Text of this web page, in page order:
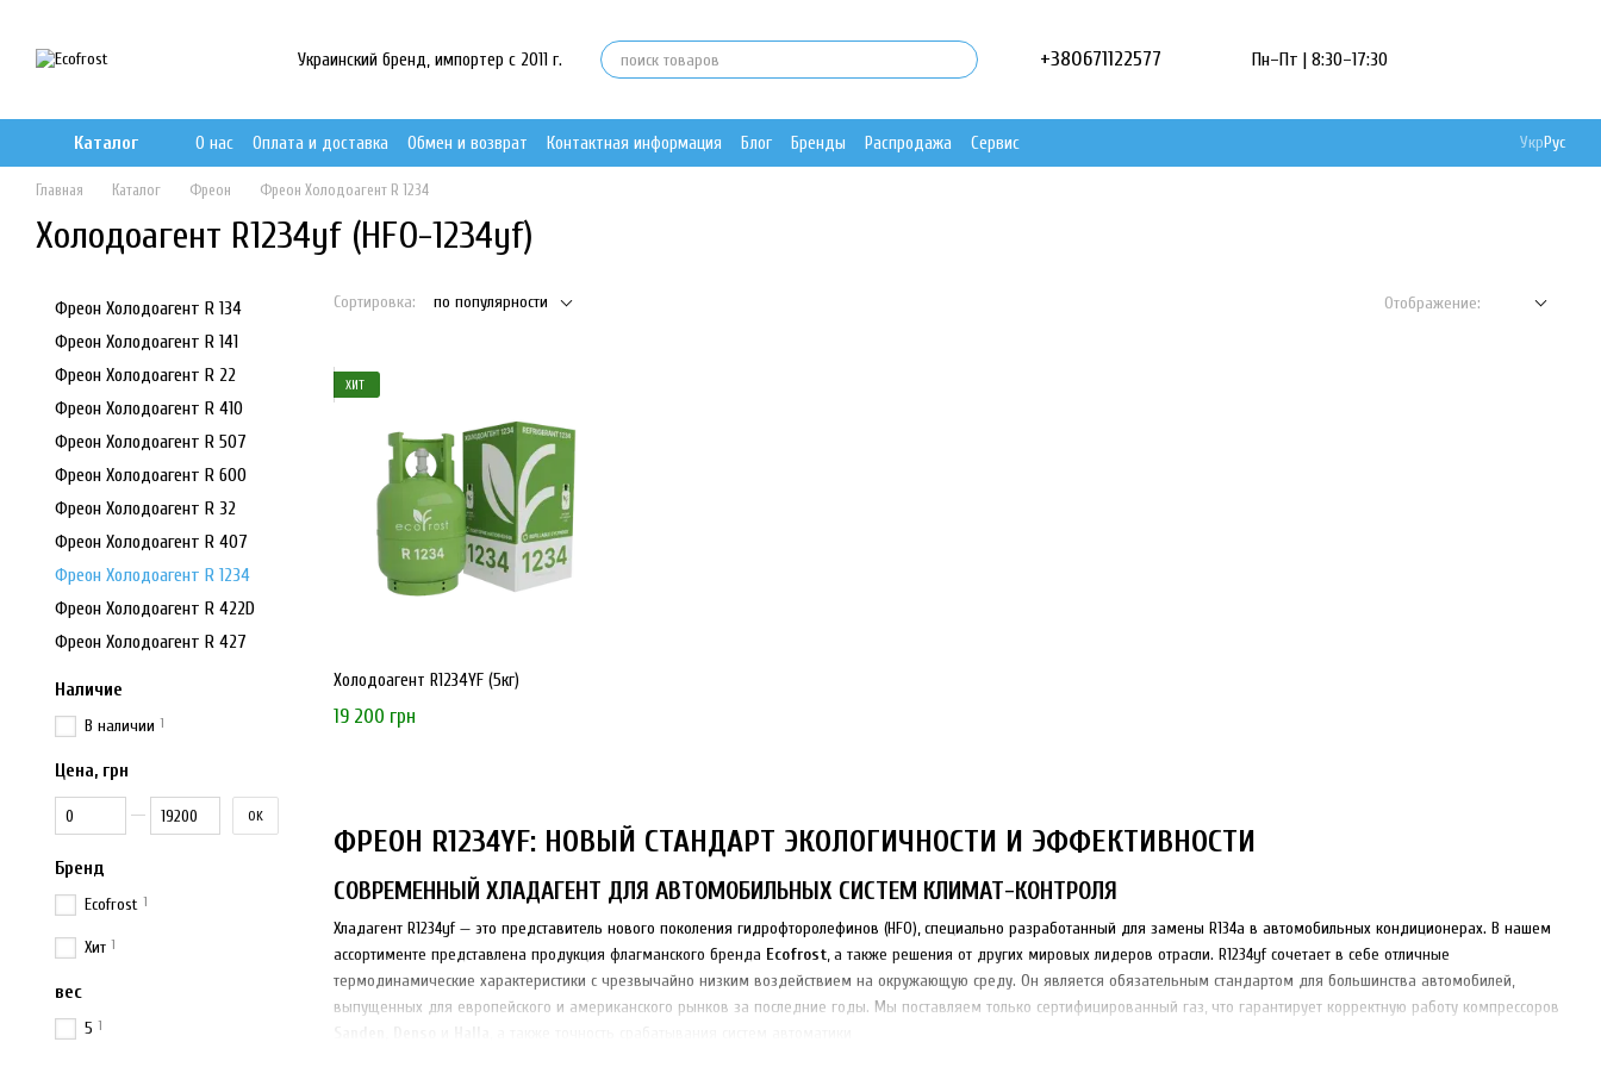
Украинский бренд, импортер с 2011 г. +380671122577 Пн–Пт | 8:30–17:30
Каталог О нас Оплата и доставка Обмен и возврат Контактная информация Блог Бренды Распродажа Сервис УкрРус
Главная Каталог Фреон Фреон Холодоагент R 1234
Холодоагент R1234yf (HFO-1234yf)
Сортировка: по популярности Отображение:
ФРЕОН R1234YF: НОВЫЙ СТАНДАРТ ЭКОЛОГИЧНОСТИ И ЭФФЕКТИВНОСТИ
СОВРЕМЕННЫЙ ХЛАДАГЕНТ ДЛЯ АВТОМОБИЛЬНЫХ СИСТЕМ КЛИМАТ-КОНТРОЛЯ
Хладагент R1234yf — это представитель нового поколения гидрофторолефинов (HFO), специально разработанный для замены R134a в автомобильных кондиционерах. В нашем
ассортименте представлена продукция флагманского бренда Ecofrost, а также решения от других мировых лидеров отрасли. R1234yf сочетает в себе отличные
термодинамические характеристики с чрезвычайно низким воздействием на окружающую среду. Он является обязательным стандартом для большинства автомобилей,
выпущенных для европейского и американского рынков за последние годы. Мы поставляем только сертифицированный газ, что гарантирует корректную работу компрессоров
ХИТ
Холодоагент R1234YF (5кг)
19 200 грн
Фреон Холодоагент R 134
Фреон Холодоагент R 141
Фреон Холодоагент R 22
Фреон Холодоагент R 410
Фреон Холодоагент R 507
Фреон Холодоагент R 600
Фреон Холодоагент R 32
Фреон Холодоагент R 407
Фреон Холодоагент R 1234
Фреон Холодоагент R 422D
Фреон Холодоагент R 427
Наличие
В наличии 1
Цена, грн
От Цена, грн
До Цена, грн OK
Бренд
Ecofrost 1
Хит 1
вес
5 1